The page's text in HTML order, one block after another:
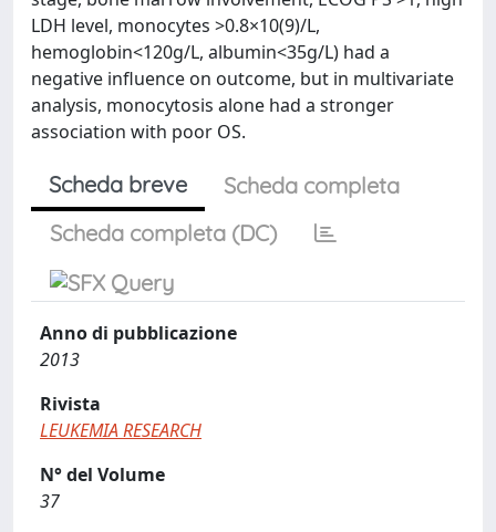
LDH level, monocytes >0.8×10(9)/L,
hemoglobin<120g/L, albumin<35g/L) had a
negative influence on outcome, but in multivariate
analysis, monocytosis alone had a stronger
association with poor OS.
Scheda breve
Scheda completa
Scheda completa (DC)
Anno di pubblicazione
2013
Rivista
LEUKEMIA RESEARCH
N° del Volume
37